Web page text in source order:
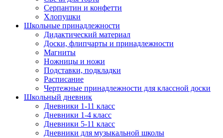
Серпантин и конфетти
Хлопушки
Школьные принадлежности
Дидактический материал
Доски, флипчарты и принадлежности
Магниты
Ножницы и ножи
Подставки, подкладки
Расписание
Чертежные принадлежности для классной доски
Школьный дневник
Дневники 1-11 класс
Дневники 1-4 класс
Дневники 5-11 класс
Дневники для музыкальной школы